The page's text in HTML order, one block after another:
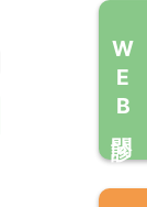
WEB問診